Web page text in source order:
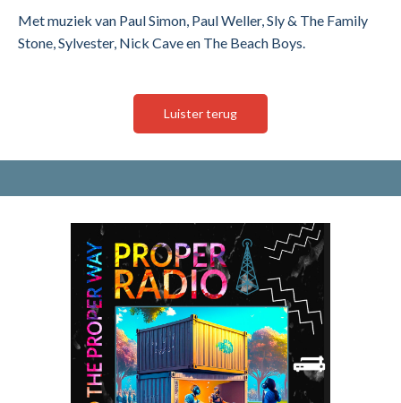
Met muziek van Paul Simon, Paul Weller, Sly & The Family
Stone, Sylvester, Nick Cave en The Beach Boys.
Luister terug